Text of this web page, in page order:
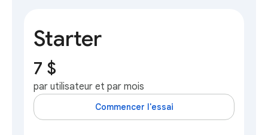
Starter
7 $
par utilisateur et par mois
Commencer l'essai